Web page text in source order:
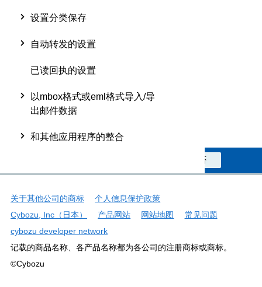
设置分类保存
自动转发的设置
已读回执的设置
以mbox格式或eml格式导入/导
出邮件数据
和其他应用程序的整合
否
关于其他公司的商标
个人信息保护政策
Cybozu, Inc（日本）
产品网站 网站地图
常见问题
cybozu developer network
记载的商品名称、各产品名称都为各公司的注册商标或商标。
©Cybozu